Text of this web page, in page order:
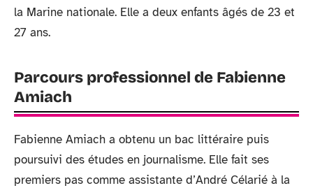
la Marine nationale. Elle a deux enfants âgés de 23 et
27 ans.
Parcours professionnel de Fabienne
Amiach
Fabienne Amiach a obtenu un bac littéraire puis
poursuivi des études en journalisme. Elle fait ses
premiers pas comme assistante d’André Célarié à la